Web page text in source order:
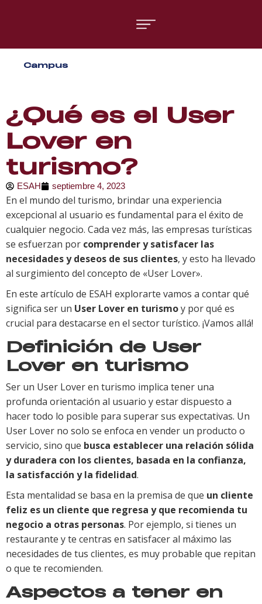
Campus
¿Qué es el User
Lover en
turismo?
ESAH septiembre 4, 2023
En el mundo del turismo, brindar una experiencia
excepcional al usuario es fundamental para el éxito de
cualquier negocio. Cada vez más, las empresas turísticas
se esfuerzan por comprender y satisfacer las
necesidades y deseos de sus clientes, y esto ha llevado
al surgimiento del concepto de «User Lover».
En este artículo de ESAH explorarte vamos a contar qué
significa ser un User Lover en turismoy por qué es
crucial para destacarse en el sector turístico. ¡Vamos allá!
Definición de User
Lover en turismo
Ser un User Lover en turismo implica tener una
profunda orientación al usuario y estar dispuesto a
hacer todo lo posible para superar sus expectativas. Un
User Lover no solo se enfoca en vender un producto o
servicio, sino que busca establecer una relación sólida
y duradera con los clientes, basada en la confianza,
la satisfacción y la fidelidad.
Esta mentalidad se basa en la premisa de que un cliente
feliz es un cliente que regresa y que recomienda tu
negocio a otras personas. Por ejemplo, si tienes un
restaurante y te centras en satisfacer al máximo las
necesidades de tus clientes, es muy probable que repitan
o que te recomienden.
Aspectos a tener en